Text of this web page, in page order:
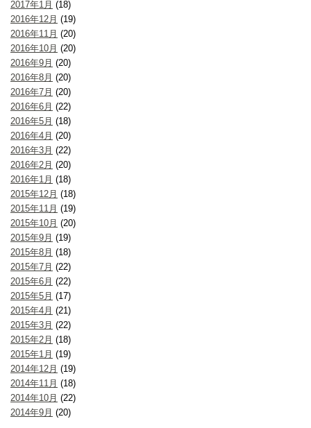
2017年1月 (18)
2016年12月 (19)
2016年11月 (20)
2016年10月 (20)
2016年9月 (20)
2016年8月 (20)
2016年7月 (20)
2016年6月 (22)
2016年5月 (18)
2016年4月 (20)
2016年3月 (22)
2016年2月 (20)
2016年1月 (18)
2015年12月 (18)
2015年11月 (19)
2015年10月 (20)
2015年9月 (19)
2015年8月 (18)
2015年7月 (22)
2015年6月 (22)
2015年5月 (17)
2015年4月 (21)
2015年3月 (22)
2015年2月 (18)
2015年1月 (19)
2014年12月 (19)
2014年11月 (18)
2014年10月 (22)
2014年9月 (20)